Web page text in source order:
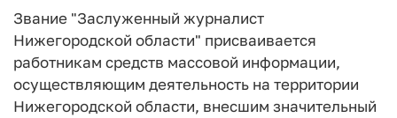
Звание "Заслуженный журналист
Нижегородской области" присваивается
работникам средств массовой информации,
осуществляющим деятельность на территории
Нижегородской области, внесшим значительный